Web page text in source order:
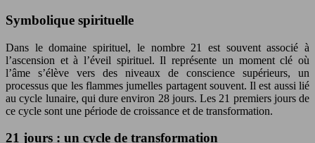
Symbolique spirituelle
Dans le domaine spirituel, le nombre 21 est souvent associé à
l’ascension et à l’éveil spirituel. Il représente un moment clé où
l’âme s’élève vers des niveaux de conscience supérieurs, un
processus que les flammes jumelles partagent souvent. Il est aussi lié
au cycle lunaire, qui dure environ 28 jours. Les 21 premiers jours de
ce cycle sont une période de croissance et de transformation.
21 jours : un cycle de transformation